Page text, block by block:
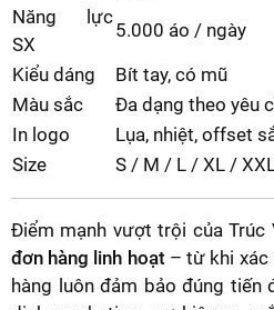
Năng lực
SX
5.000 áo / ngày
Kiểu dáng
Bít tay, có mũ
Màu sắc
Đa dạng theo yêu
In logo
Lụa, nhiệt, offset
Size
S / M / L / XL /
Điểm mạnh vượt trội của Trúc
đơn hàng linh hoạt– từ khi xác
hàng luôn đảm bảo đúng tiến